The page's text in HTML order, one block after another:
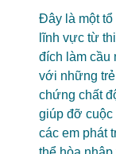
Đây là một
lĩnh vực từ
đích làm cầu
với những trẻ
chứng chất
giúp đỡ cuộc
các em phát